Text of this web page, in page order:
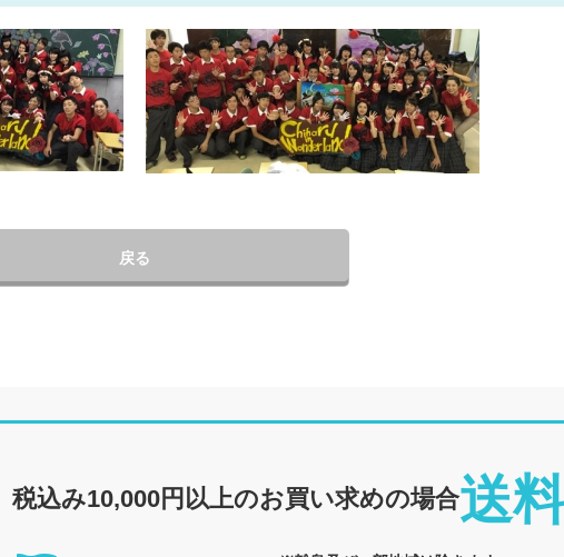
戻る
税込み10,000円以上のお買い求めの場合送